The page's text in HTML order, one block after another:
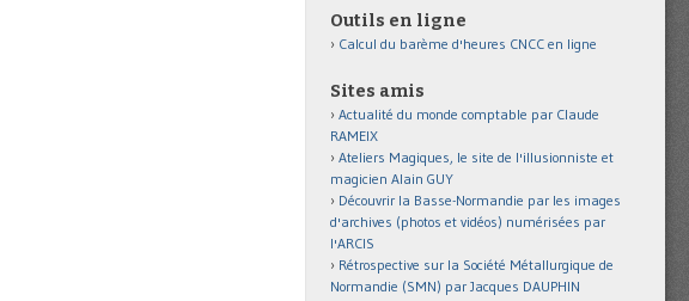
Outils en ligne
Calcul du barème d'heures CNCC en ligne
Sites amis
Actualité du monde comptable par Claude
RAMEIX
Ateliers Magiques, le site de l'illusionniste et
magicien Alain GUY
Découvrir la Basse-Normandie par les images
d'archives (photos et vidéos) numérisées par
l'ARCIS
Rétrospective sur la Société Métallurgique de
Normandie (SMN) par Jacques DAUPHIN